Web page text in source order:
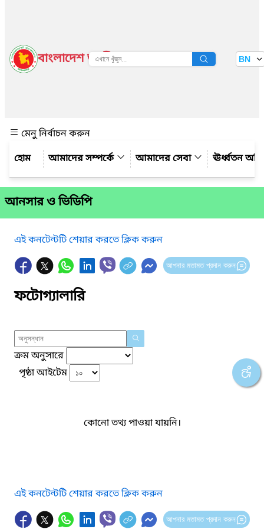
বাংলাদেশ জাতীয় তথ্য বাতায়ন BN
মেনু নির্বাচন করুন
আমাদের সম্পর্কে
আমাদের সেবা ঊর্ধ্বতন
আনসার ও ভিডিপি
এই কনটেন্টটি শেয়ার করতে ক্লিক করুন
আপনার মতামত প্রদান করুন
ফটোগ্যালারি
ক্রম অনুসারে
পৃষ্ঠা আইটেম
কোনো তথ্য পাওয়া যায়নি।
এই কনটেন্টটি শেয়ার করতে ক্লিক করুন
আপনার মতামত প্রদান করুন